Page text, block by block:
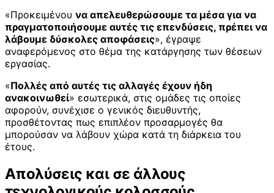
«Προκειμένου να απελευθερώσουμε τα μέσα για να
πραγματοποιήσουμε αυτές τις επενδύσεις, πρέπει να
λάβουμε δύσκολες αποφάσεις», έγραψε
αναφερόμενος στο θέμα της κατάργησης των θέσεων
εργασίας.
«Πολλές από αυτές τις αλλαγές έχουν ήδη
ανακοινωθεί» εσωτερικά, στις ομάδες τις οποίες
αφορούν, συνέχισε ο γενικός διευθυντής,
προσθέτοντας πως επιπλέον προσαρμογές θα
μπορούσαν να λάβουν χώρα κατά τη διάρκεια του
έτους.
Απολύσεις και σε άλλους